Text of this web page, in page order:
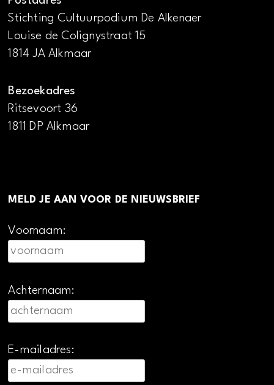
Stichting Cultuurpodium De Alkenaer
Louise de Colignystraat 15
1814 JA Alkmaar
Bezoekadres
Ritsevoort 36
1811 DP Alkmaar
MELD JE AAN VOOR DE NIEUWSBRIEF
Voornaam:
Achternaam:
E-mailadres: